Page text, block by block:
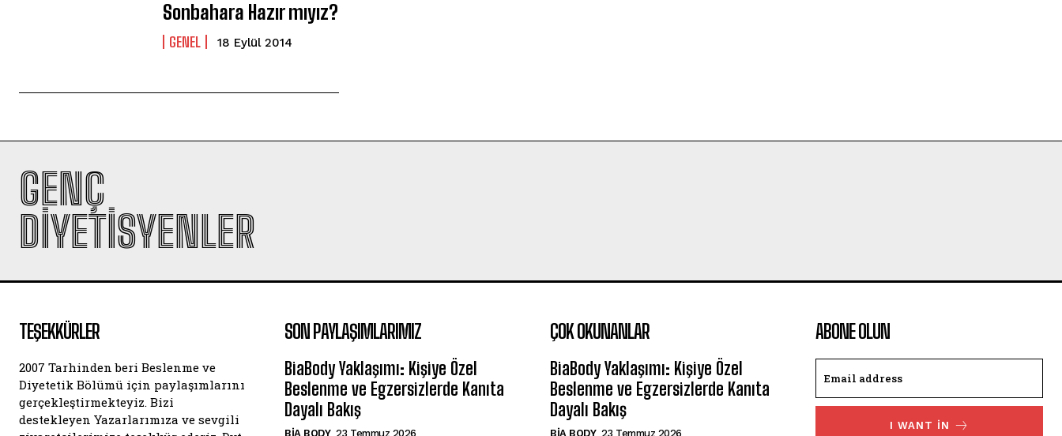
Sonbahara Hazır mıyız?
GENEL 18 Eylül 2014
GENÇ
DIYETISYENLER
TEŞEKKÜRLER
2007 Tarhinden beri Beslenme ve
Diyetetik Bölümü için paylaşımlarını
gerçekleştirmekteyiz. Bizi
destekleyen Yazarlarımıza ve sevgili
SON PAYLAŞIMLARIMIZ
BiaBody Yaklaşımı: Kişiye Özel
Beslenme ve Egzersizlerde Kanıta
Dayalı Bakış
BIA BODY 23 Temmuz 2026
ÇOK OKUNANLAR
BiaBody Yaklaşımı: Kişiye Özel
Beslenme ve Egzersizlerde Kanıta
Dayalı Bakış
BIA BODY 23 Temmuz 2026
ABONE OLUN
I WANT IN